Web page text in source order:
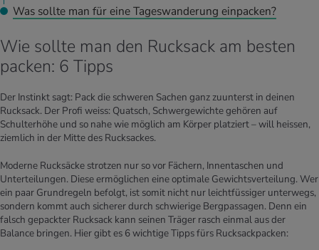
Was sollte man für eine Tageswanderung einpacken?
Wie sollte man den Rucksack am besten
packen: 6 Tipps
Der Instinkt sagt: Pack die schweren Sachen ganz zuunterst in deinen
Rucksack. Der Profi weiss: Quatsch, Schwergewichte gehören auf
Schulterhöhe und so nahe wie möglich am Körper platziert – will heissen,
ziemlich in der Mitte des Rucksackes.
Moderne Rucksäcke strotzen nur so vor Fächern, Innentaschen und
Unterteilungen. Diese ermöglichen eine optimale Gewichtsverteilung. Wer
ein paar Grundregeln befolgt, ist somit nicht nur leichtfüssiger unterwegs,
sondern kommt auch sicherer durch schwierige Bergpassagen. Denn ein
falsch gepackter Rucksack kann seinen Träger rasch einmal aus der
Balance bringen. Hier gibt es 6 wichtige Tipps fürs Rucksackpacken: